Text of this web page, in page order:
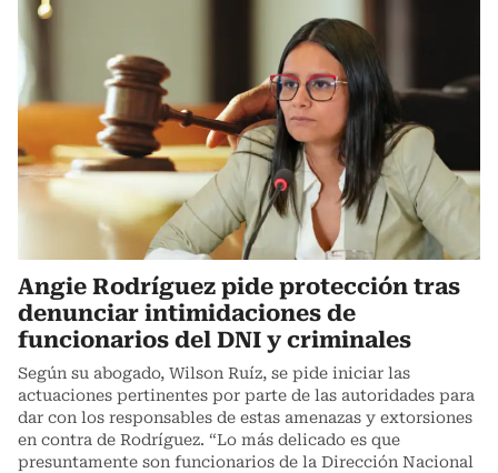
Angie Rodríguez pide protección tras
denunciar intimidaciones de
funcionarios del DNI y criminales
Según su abogado, Wilson Ruíz, se pide iniciar las
actuaciones pertinentes por parte de las autoridades para
dar con los responsables de estas amenazas y extorsiones
en contra de Rodríguez. “Lo más delicado es que
presuntamente son funcionarios de la Dirección Nacional